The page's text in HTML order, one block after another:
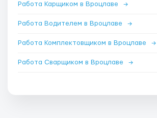
Работа Карщиком в Вроцлаве →
Работа Водителем в Вроцлаве →
Работа Комплектовщиком в Вроцлаве →
Работа Сварщиком в Вроцлаве →